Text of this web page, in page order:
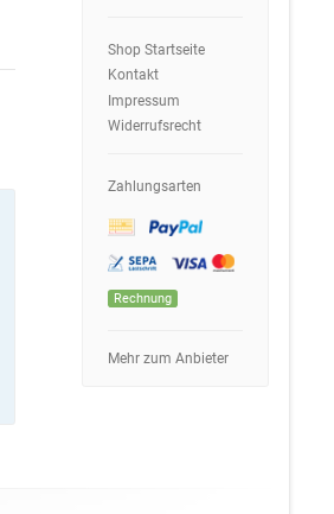
Shop Startseite
Kontakt
Impressum
Widerrufsrecht
Zahlungsarten
Rechnung
Mehr zum Anbieter